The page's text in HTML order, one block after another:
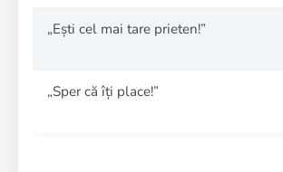
„Ești cel mai tare prieten!”
„Sper că îți place!”